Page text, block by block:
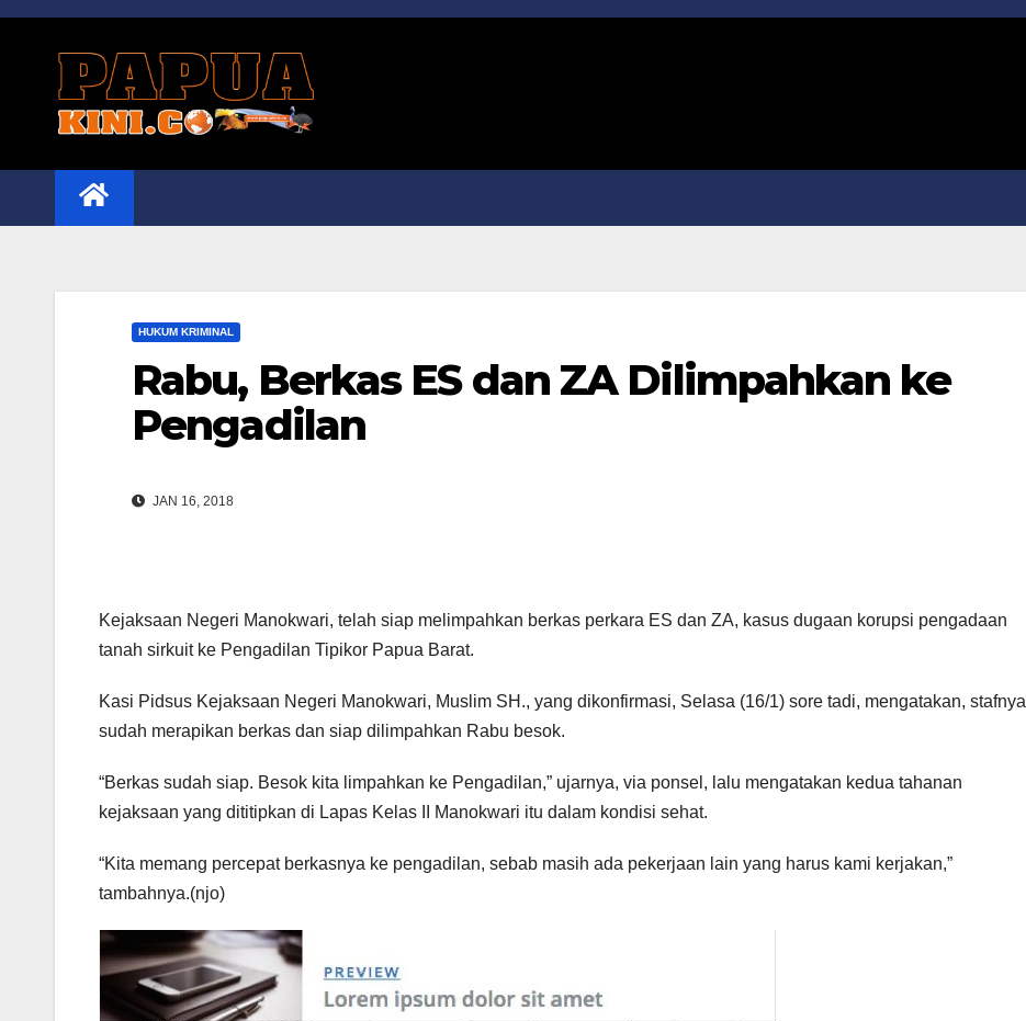
Skip
HUKUM KRIMINAL
Rabu, Berkas ES dan ZA Dilimpahkan ke
Pengadilan
JAN 16, 2018
Kejaksaan Negeri Manokwari, telah siap melimpahkan berkas perkara ES dan ZA, kasus dugaan korupsi pengadaan
tanah sirkuit ke Pengadilan Tipikor Papua Barat.
Kasi Pidsus Kejaksaan Negeri Manokwari, Muslim SH., yang dikonfirmasi, Selasa (16/1) sore tadi, mengatakan, stafnya
sudah merapikan berkas dan siap dilimpahkan Rabu besok.
“Berkas sudah siap. Besok kita limpahkan ke Pengadilan,” ujarnya, via ponsel, lalu mengatakan kedua tahanan
kejaksaan yang dititipkan di Lapas Kelas II Manokwari itu dalam kondisi sehat.
“Kita memang percepat berkasnya ke pengadilan, sebab masih ada pekerjaan lain yang harus kami kerjakan,”
tambahnya.(njo)